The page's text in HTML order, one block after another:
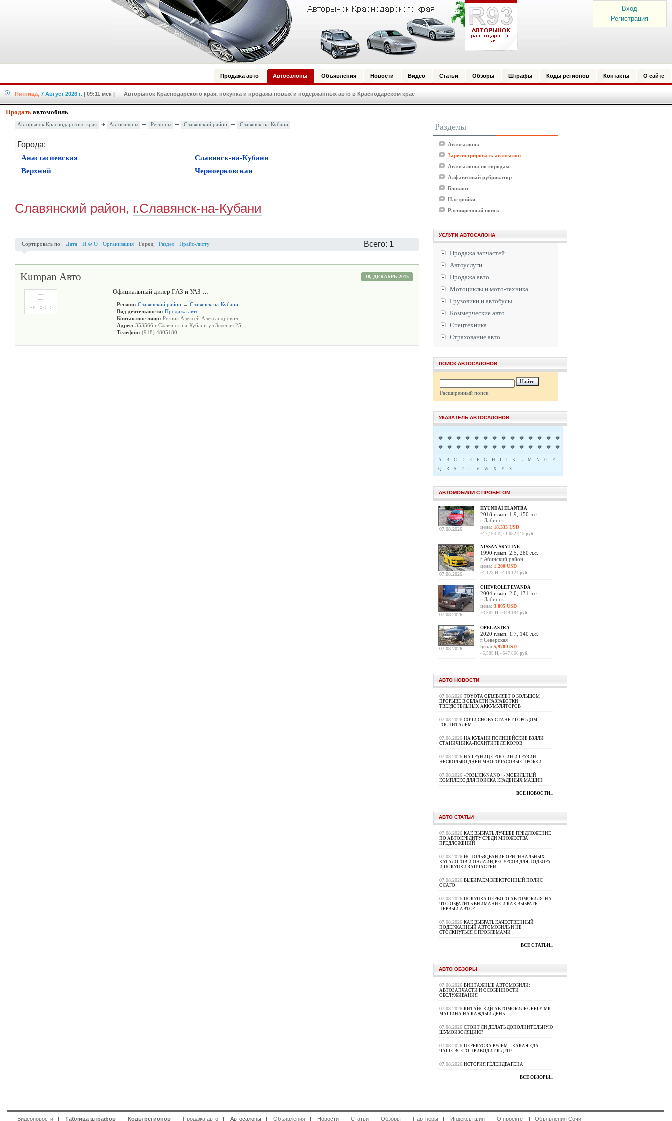
Вход
Регистрация
Продажа авто Автосалоны Объявления Новости Видео Статьи Обзоры Штрафы Коды регионов Контакты О сайте
Пятница, 7 Август 2026 г. | 09:11 мск | Авторынок Краснодарского края, покупка и продажа новых и подержанных авто в Краснодарском крае
Продать автомобиль
Авторынок Краснодарского края Автосалоны Регионы Славянский район Славянск-на-Кубани
Города:
Анастасиевская(
Верхний(
Славянск-на-Кубани(
Черноерковская(
Славянский район, г.Славянск-на-Кубани
Сортировать по: Дата И.Ф.О Организация Город Раздел Прайс-листу Всего: 1
Kumpan Авто 18, ДЕКАБРЬ 2015
Официальный дилер ГАЗ и УАЗ …
Регион: Славянский район → Славянск-на-Кубани
Вид деятельности: Продажа авто
Контактное лицо: Резник Алексей Александрович
Адрес: 353566 г.Славянск-на-Кубани ул.Зеленая 25
Телефон: (918) 4805180
Разделы
Автосалоны
Зарегистрировать автосалон
Автосалоны по городам
Алфавитный рубрикатор
Блокнот
Настройки
Расширенный поиск
УСЛУГИ АВТОСАЛОНА
Продажа запчастей
Автоуслуги
Продажа авто
Мотоциклы и мото-техника
Грузовики и автобусы
Коммерческие авто
Спецтехника
Страхование авто
ПОИСК АВТОСАЛОНОВ
Расширенный поиск
УКАЗАТЕЛЬ АВТОСАЛОНОВ
� � � � � � � � � � � � �
�
�
� � � � � � � � � � � � �
A B C D E F G H I J K L M N O
P
Q
R S T U V W X Y Z
АВТОМОБИЛИ С ПРОБЕГОМ
07.08.2026
HYUNDAI ELANTRA
2018 г.вып. 1.9, 150 л.с.
г.Лабинск
цена: 18,333 USD
~17,164 И, ~1 682 419 руб.
07.08.2026
NISSAN SKYLINE
1990 г.вып. 2.5, 280 л.с.
г.Абинский район
цена: 1,200 USD
~1,123 И, ~110 124 руб.
07.08.2026
CHEVROLET EVANDA
2004 г.вып. 2.0, 131 л.с.
г.Лабинск
цена: 3,805 USD
~3,562 И, ~349 184 руб.
07.08.2026
OPEL ASTRA
2020 г.вып. 1.7, 140 л.с.
г.Северская
цена: 5,970 USD
~5,589 И, ~547 866 руб.
АВТО НОВОСТИ
07.08.2026 TOYOTA ОБЪЯВЛЯЕТ О БОЛЬШОМ
ПРОРЫВЕ В ОБЛАСТИ РАЗРАБОТКИ
ТВЕРДОТЕЛЬНЫХ АККУМУЛЯТОРОВ
07.08.2026 СОЧИ СНОВА СТАНЕТ ГОРОДОМ-
ГОСПИТАЛЕМ
07.08.2026 НА КУБАНИ ПОЛИЦЕЙСКИЕ ВЗЯЛИ
СТАНИЧНИКА-ПОХИТИТЕЛЯ КОРОВ
07.08.2026 НА ГРАНИЦЕ РОССИИ И ГРУЗИИ
НЕСКОЛЬКО ДНЕЙ МНОГОЧАСОВЫЕ ПРОБКИ
07.08.2026 «РОЗЫСК-NANO» - МОБИЛЬНЫЙ
КОМПЛЕКС ДЛЯ ПОИСКА КРАДЕНЫХ МАШИН
ВСЕ НОВОСТИ...
АВТО СТАТЬИ
07.08.2026 КАК ВЫБРАТЬ ЛУЧШЕЕ ПРЕДЛОЖЕНИЕ
ПО АВТОКРЕДИТУ СРЕДИ МНОЖЕСТВА
ПРЕДЛОЖЕНИЙ
07.08.2026 ИСПОЛЬЗОВАНИЕ ОРИГИНАЛЬНЫХ
КАТАЛОГОВ И ОНЛАЙН-РЕСУРСОВ ДЛЯ ПОДБОРА
И ПОКУПКИ ЗАПЧАСТЕЙ
07.08.2026 ВЫБИРАЕМ ЭЛЕКТРОННЫЙ ПОЛИС
ОСАГО
07.08.2026 ПОКУПКА ПЕРВОГО АВТОМОБИЛЯ. НА
ЧТО ОБРАТИТЬ ВНИМАНИЕ И КАК ВЫБРАТЬ
ПЕРВЫЙ АВТО?
07.08.2026 КАК ВЫБРАТЬ КАЧЕСТВЕННЫЙ
ПОДЕРЖАННЫЙ АВТОМОБИЛЬ И НЕ
СТОЛКНУТЬСЯ С ПРОБЛЕМАМИ
ВСЕ СТАТЬИ...
АВТО ОБЗОРЫ
07.08.2026 ВИНТАЖНЫЕ АВТОМОБИЛИ:
АВТОЗАПЧАСТИ И ОСОБЕННОСТИ
ОБСЛУЖИВАНИЯ
07.08.2026 КИТАЙСКИЙ АВТОМОБИЛЬ GEELY МК -
МАШИНА НА КАЖДЫЙ ДЕНЬ
07.08.2026 СТОИТ ЛИ ДЕЛАТЬ ДОПОЛНИТЕЛЬНУЮ
ШУМОИЗОЛЯЦИЮ?
07.08.2026 ПЕРЕКУС ЗА РУЛЁМ – КАКАЯ ЕДА
ЧАЩЕ ВСЕГО ПРИВОДИТ К ДТП?
07.08.2026 ИСТОРИЯ ГЕЛЕНДВАГЕНА
ВСЕ ОБЗОРЫ...
Видеоновости | Таблица штрафов | Коды регионов | Продажа авто | Автосалоны | Объявления | Новости | Статьи | Обзоры | Партнеры | Индексы шин | О проекте | Объявления Сочи